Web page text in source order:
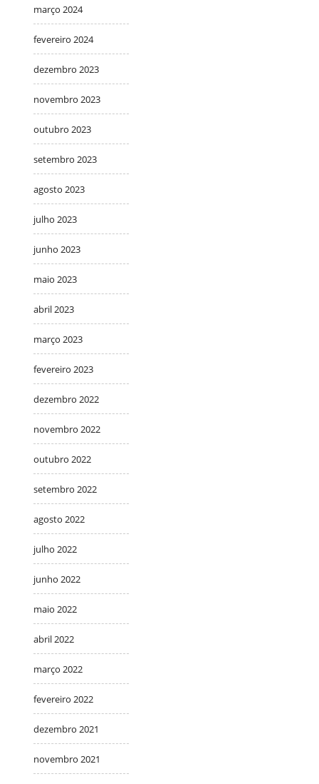
março 2024
fevereiro 2024
dezembro 2023
novembro 2023
outubro 2023
setembro 2023
agosto 2023
julho 2023
junho 2023
maio 2023
abril 2023
março 2023
fevereiro 2023
dezembro 2022
novembro 2022
outubro 2022
setembro 2022
agosto 2022
julho 2022
junho 2022
maio 2022
abril 2022
março 2022
fevereiro 2022
dezembro 2021
novembro 2021